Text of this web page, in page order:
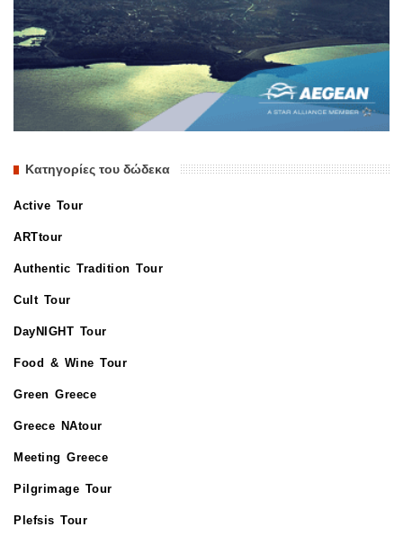
Κατηγορίες του δώδεκα
Active Tour
ARTtour
Authentic Tradition Tour
Cult Tour
DayNIGHT Tour
Food & Wine Tour
Green Greece
Greece NAtour
Meeting Greece
Pilgrimage Tour
Plefsis Tour